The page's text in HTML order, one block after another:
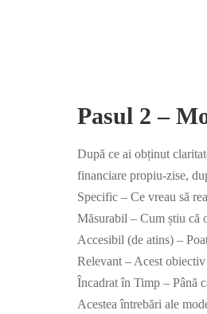
Pasul 2 –
După ce ai obținut
financiare propiu-zise,
Specific – Ce vreau să
Măsurabil – Cum știu că
Accesibil (de atins) –
Relevant – Acest
Încadrat în Timp – Până
Acestea întrebări ale